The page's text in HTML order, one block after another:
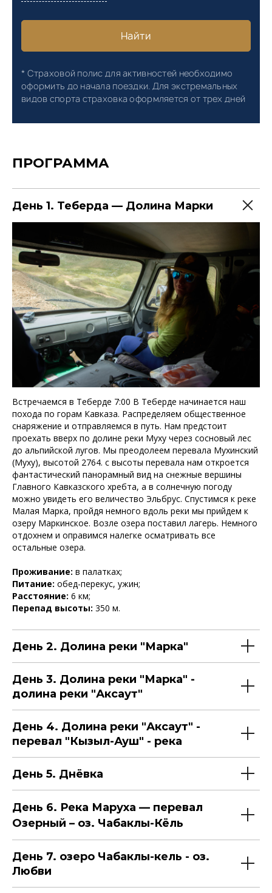
ПРОГРАММА
День 1. Теберда — Долина Марки
Встречаемся в Теберде 7:00 В Теберде начинается наш
похода по горам Кавказа. Распределяем общественное
снаряжение и отправляемся в путь. Нам предстоит
проехать вверх по долине реки Муху через сосновый лес
до альпийской лугов. Мы преодолеем перевала Мухинский
(Муху), высотой 2764. с высоты перевала нам откроется
фантастический панорамный вид на снежные вершины
Главного Кавказского хребта, а в солнечную погоду
можно увидеть его величество Эльбрус. Спустимся к реке
Малая Марка, пройдя немного вдоль реки мы прийдем к
озеру Маркинское. Возле озера поставил лагерь. Немного
отдохнем и оправимся налегке осматривать все
остальные озера.
Проживание: в палатках;
Питание: обед-перекус, ужин;
Расстояние: 6 км;
Перепад высоты: 350 м.
День 2. Долина реки "Марка"
День 3. Долина реки "Марка" -
долина реки "Аксаут"
День 4. Долина реки "Аксаут" -
перевал "Кызыл-Ауш" - река
День 5. Днёвка
День 6. Река Маруха — перевал
Озерный – оз. Чабаклы-Кёль
День 7. озеро Чабаклы-кель - оз.
Любви